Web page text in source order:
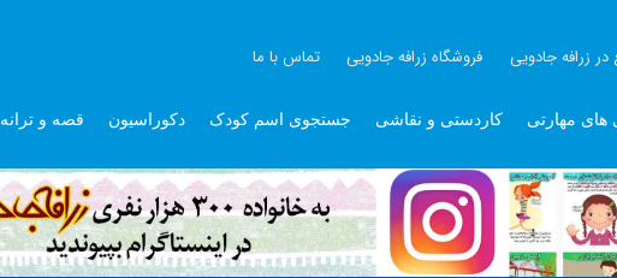
در زرافه جادویی فروشگاه زرافه جادویی تماس با ما
های مهارتی کاردستی و نقاشی جستجوی اسم کودک دکوراسیون قصه و ترانه